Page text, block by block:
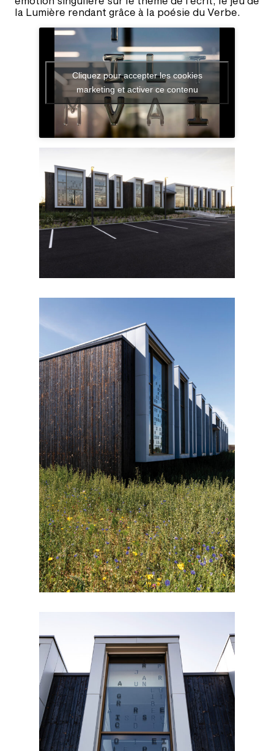
la Lumière rendant grâce à la poésie du Verbe.
Cliquez pour accepter les cookies
marketing et activer ce contenu